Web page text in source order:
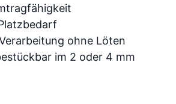
ohne Löten
im 2 oder 4 mm